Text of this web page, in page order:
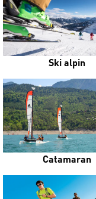
Ski alpin
Catamaran